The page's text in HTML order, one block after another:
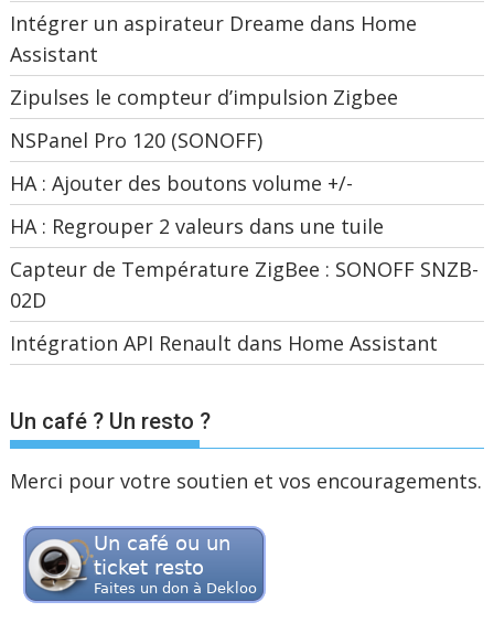
Intégrer un aspirateur Dreame dans Home
Assistant
Zipulses le compteur d’impulsion Zigbee
NSPanel Pro 120 (SONOFF)
HA : Ajouter des boutons volume +/-
HA : Regrouper 2 valeurs dans une tuile
Capteur de Température ZigBee : SONOFF SNZB-
02D
Intégration API Renault dans Home Assistant
Un café ? Un resto ?
Merci pour votre soutien et vos encouragements.